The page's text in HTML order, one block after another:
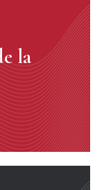
la